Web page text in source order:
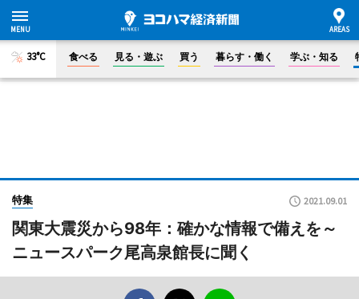
33°C 食べる 見る・遊ぶ 買う 暮らす・働く 学ぶ・知る
特集 2021.09.01
関東大震災から98年：確かな情報で備えを～
ニュースパーク尾高泉館長に聞く